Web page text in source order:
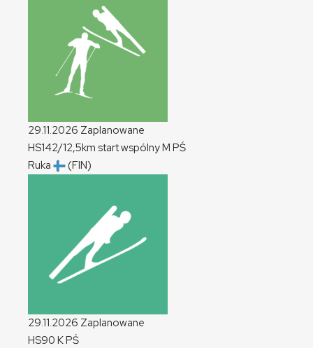
29.11.2026 Zaplanowane
HS142/12,5km start wspólnyM PŚ
Ruka
(FIN)
29.11.2026 Zaplanowane
HS90 KPŚ